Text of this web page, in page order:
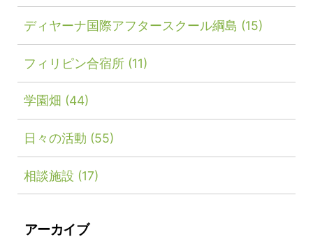
ディヤーナ国際アフタースクール綱島 (15)
フィリピン合宿所 (11)
学園畑 (44)
日々の活動 (55)
相談施設 (17)
アーカイブ